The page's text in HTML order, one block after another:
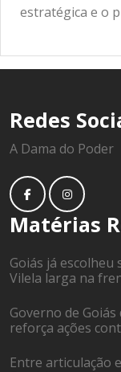
estratégica e o
Redes
A Dama do Poder
Matérias
Goiás já escolheu
Vilela larga na
Governo de
reforça ações
Entre articulação